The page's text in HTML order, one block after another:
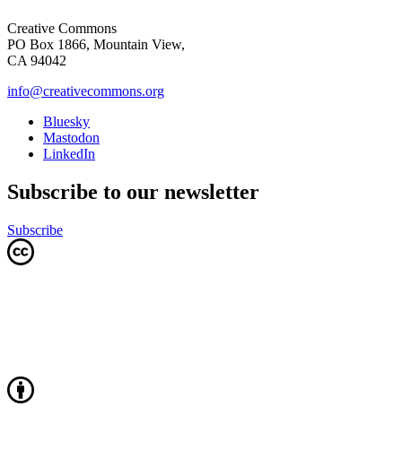
Creative Commons
PO Box 1866, Mountain View,
CA 94042
info@creativecommons.org
Bluesky
Mastodon
LinkedIn
Subscribe to our newsletter
Subscribe